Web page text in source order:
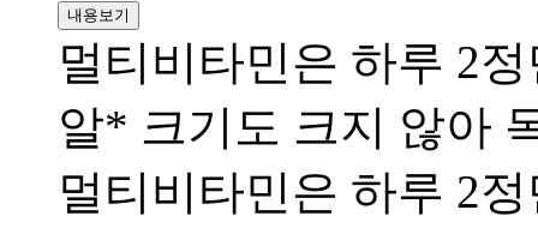
내용보기
멀티비타민은 하루 2
알* 크기도 크지 않아
멀티비타민은 하루 2